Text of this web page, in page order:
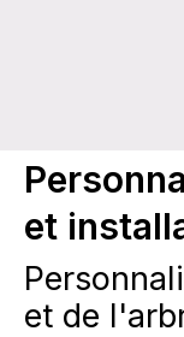
et
et de